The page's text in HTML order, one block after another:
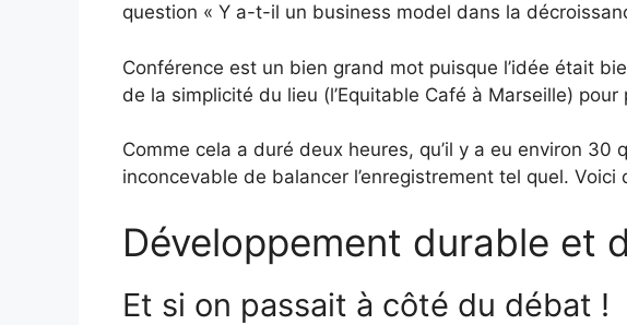
question « Y a-t-il un business model dans la
Conférence est un bien grand mot puisque l’idée était
de la simplicité du lieu (l’Equitable Café à Marseille)
Comme cela a duré deux heures, qu’il y a eu environ 30
inconcevable de balancer l’enregistrement tel quel. Voici
Développement durable et
Et si on passait à côté du débat !